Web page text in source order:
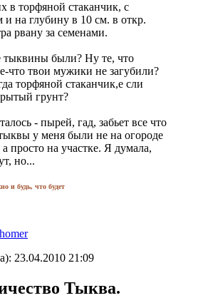
в торфяной стаканчик, с
и на глубину в 10 см. в откр.
рвану за семенами.
были? Ну те, что
что твои мужики не загубили?
торфяной стаканчик,е сли
грунт?
- пырей, гад, забьет все что
у меня были не на огороде
просто на участке. Я думала,
но...
и будь, что будет
23.04.2010 21:09
Тыква.